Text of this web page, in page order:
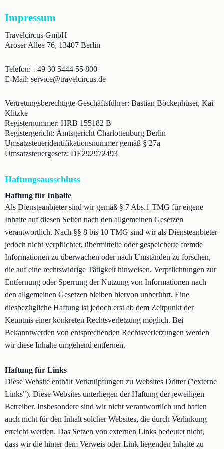
Impressum
Travelcircus GmbH
Aroser Allee 76, 13407 Berlin
Telefon: +49 30 5444 55 800
E-Mail: service@travelcircus.de
Vertretungsberechtigte Geschäftsführer: Bastian Böckenhüser, Kai
Klitzke
Registernummer: HRB 155182 B
Registergericht: Amtsgericht Charlottenburg Berlin
Umsatzsteueridentifikationsnummer gemäß § 27a
Umsatzsteuergesetz: DE292972493
Haftungsausschluss
Haftung für Inhalte
Als Diensteanbieter sind wir gemäß § 7 Abs.1 TMG für eigene
Inhalte auf diesen Seiten nach den allgemeinen Gesetzen
verantwortlich. Nach §§ 8 bis 10 TMG sind wir als Diensteanbieter
jedoch nicht verpflichtet, übermittelte oder gespeicherte fremde
Informationen zu überwachen oder nach Umständen zu forschen,
die auf eine rechtswidrige Tätigkeit hinweisen. Verpflichtungen zur
Entfernung oder Sperrung der Nutzung von Informationen nach
den allgemeinen Gesetzen bleiben hiervon unberührt. Eine
diesbezügliche Haftung ist jedoch erst ab dem Zeitpunkt der
Kenntnis einer konkreten Rechtsverletzung möglich. Bei
Bekanntwerden von entsprechenden Rechtsverletzungen werden
wir diese Inhalte umgehend entfernen.
Haftung für Links
Diese Website enthält Verknüpfungen zu Websites Dritter ("externe
Links"). Diese Websites unterliegen der Haftung der jeweiligen
Betreiber. Insbesondere sind wir nicht verantwortlich und haften
auch nicht für den Inhalt solcher Websites, die durch Verlinkung
erreicht werden. Das Setzen von externen Links bedeutet nicht,
dass wir die hinter dem Verweis oder Link liegenden Inhalte zu